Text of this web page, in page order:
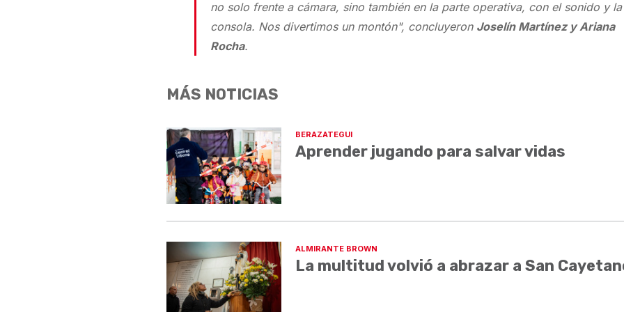
no solo frente a cámara, sino también en la parte operativa, con el sonido y la
consola. Nos divertimos un montón", concluyeron Joselín Martínez y Ariana
Rocha.
MÁS NOTICIAS
BERAZATEGUI
Aprender jugando para salvar vidas
ALMIRANTE BROWN
La multitud volvió a abrazar a San